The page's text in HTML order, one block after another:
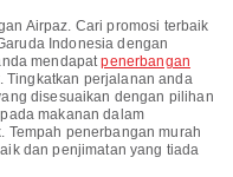
Airpaz. Cari promosi terbaik
Indonesia dengan
mendapatpenerbangan
Tingkatkan perjalanan anda
disesuaikan dengan pilihan
makanan dalam
Tempah penerbangan murah
dan penjimatan yang tiada